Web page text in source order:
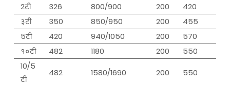
2टी 326 800/900 200
420
३टी
350 850/950 200
455
5टी
420 940/1050 200
570
१०टी
482 1180 200
550
10/5
टी
482 1580/1690 200
550